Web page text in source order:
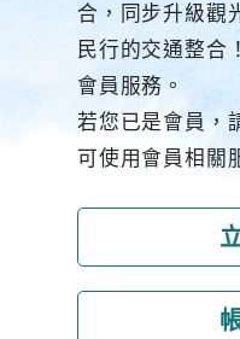
合，同步升級觀
民行的交通整合
會員服務。
若您已是會員，
可使用會員相關